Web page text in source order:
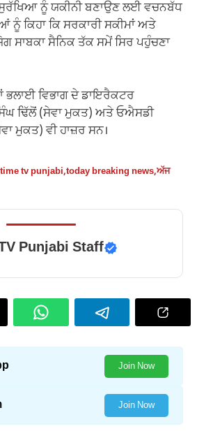
ਨੂੰ ਯਕੀਨੀ ਬਣਾਉਣ ਲਈ ਵਚਨਬੱਧ
ਨੂੰ ਕਿਹਾ ਕਿ ਸਰਕਾਰੀ ਸਕੀਮਾਂ ਅਤੇ
ਸਾਬਕਾ ਸੈਨਿਕ ਤੱਕ ਸਮੇਂ ਸਿਰ ਪਹੁੰਚਣਾ
ਵਿਭਾਗ ਦੇ ਡਾਇਰੈਕਟਰ
ਢਿੱਲੋਂ (ਸੇਵਾ ਮੁਕਤ) ਅਤੇ ਓਐਸਡੀ
ਮੁਕਤ) ਵੀ ਹਾਜ਼ਰ ਸਨ।
time tv punjabi,today breaking news,ਅੱਜ
Punjabi Staff
Join Now
Join Now